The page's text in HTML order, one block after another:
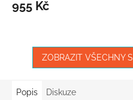
955 Kč
ZOBRAZIT VŠECHNY
Popis Diskuze